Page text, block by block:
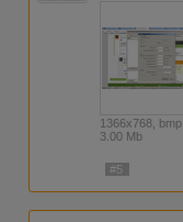
1366x768, bmp
3.00 Mb
#5